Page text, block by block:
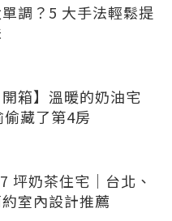
調？5 大手法輕鬆提
開箱】溫暖的奶油宅
藏了第4房
坪奶茶住宅｜台北、
室內設計推薦